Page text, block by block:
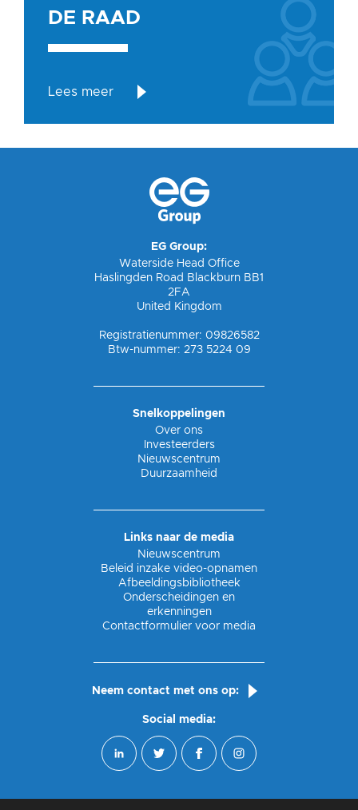
DE
RAAD
DE RAAD
Lees meer
EG Group:
Waterside Head Office
Haslingden Road Blackburn BB1
2FA
United Kingdom
Registratienummer: 09826582
Btw-nummer: 273 5224 09
Snelkoppelingen
Over ons
Investeerders
Nieuwscentrum
Duurzaamheid
Links naar de media
Nieuwscentrum
Beleid inzake video-opnamen
Afbeeldingsbibliotheek
Onderscheidingen en
erkenningen
Contactformulier voor media
Neem contact met ons op:
Social media: